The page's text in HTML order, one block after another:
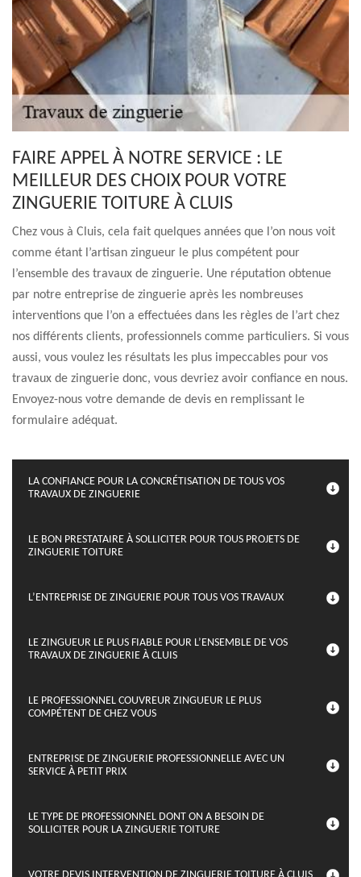
FAIRE APPEL À NOTRE SERVICE : LE
MEILLEUR DES CHOIX POUR VOTRE
ZINGUERIE TOITURE À CLUIS
Chez vous à Cluis, cela fait quelques années que l’on nous voit
comme étant l’artisan zingueur le plus compétent pour
l’ensemble des travaux de zinguerie. Une réputation obtenue
par notre entreprise de zinguerie après les nombreuses
interventions que l’on a effectuées dans les règles de l’art chez
nos différents clients, professionnels comme particuliers. Si vous
aussi, vous voulez les résultats les plus impeccables pour vos
travaux de zinguerie donc, vous devriez avoir confiance en nous.
Envoyez-nous votre demande de devis en remplissant le
formulaire adéquat.
LA CONFIANCE POUR LA CONCRÉTISATION DE TOUS VOS
TRAVAUX DE ZINGUERIE
LE BON PRESTATAIRE À SOLLICITER POUR TOUS PROJETS DE
ZINGUERIE TOITURE
L’ENTREPRISE DE ZINGUERIE POUR TOUS VOS TRAVAUX
LE ZINGUEUR LE PLUS FIABLE POUR L’ENSEMBLE DE VOS
TRAVAUX DE ZINGUERIE À CLUIS
LE PROFESSIONNEL COUVREUR ZINGUEUR LE PLUS
COMPÉTENT DE CHEZ VOUS
ENTREPRISE DE ZINGUERIE PROFESSIONNELLE AVEC UN
SERVICE À PETIT PRIX
LE TYPE DE PROFESSIONNEL DONT ON A BESOIN DE
SOLLICITER POUR LA ZINGUERIE TOITURE